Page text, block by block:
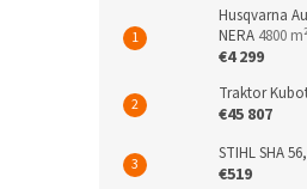
Husqvarna
NERA 4800 m²
€4 299
Traktor
€45 807
STIHL SHA
€519